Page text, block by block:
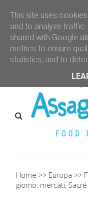
Home Europa
giorno: mercati,
This site uses
and to analyze traffic.
shared with Google
metrics to ensure
statistics, and to